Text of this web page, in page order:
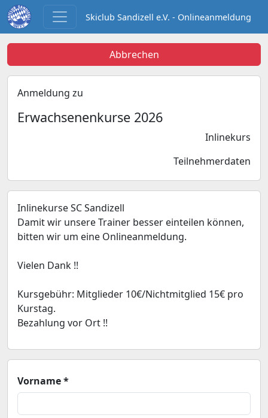
Skiclub Sandizell e.V. - Onlineanmeldung
Abbrechen
Anmeldung zu
Erwachsenenkurse 2026
Inlinekurs
Teilnehmerdaten
Inlinekurse SC Sandizell
Damit wir unsere Trainer besser einteilen können,
bitten wir um eine Onlineanmeldung.
Vielen Dank !!
Kursgebühr: Mitglieder 10€/Nichtmitglied 15€ pro
Kurstag.
Bezahlung vor Ort !!
Vorname *